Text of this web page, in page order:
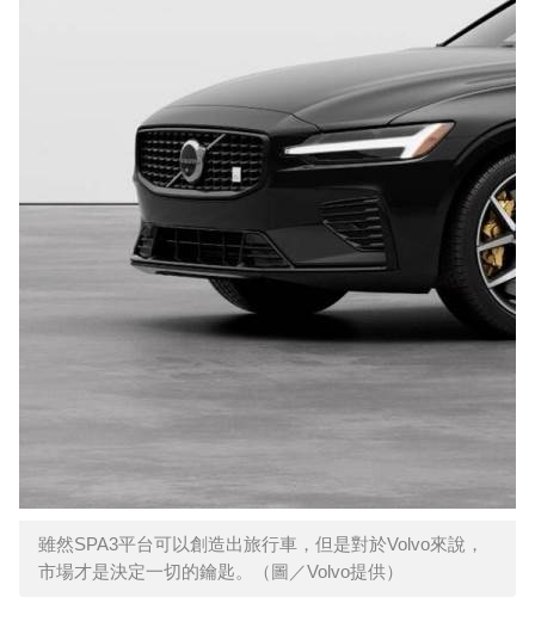
雖然SPA3平台可以創造出旅行車，但是對於Volvo來說，
市場才是決定一切的鑰匙。（圖／Volvo提供）